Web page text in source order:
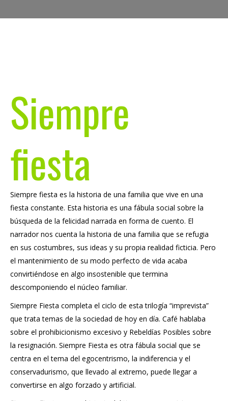
Siempre
fiesta
Siempre fiesta es la historia de una familia que vive en una
fiesta constante. Esta historia es una fábula social sobre la
búsqueda de la felicidad narrada en forma de cuento. El
narrador nos cuenta la historia de una familia que se refugia
en sus costumbres, sus ideas y su propia realidad ficticia. Pero
el mantenimiento de su modo perfecto de vida acaba
convirtiéndose en algo insostenible que termina
descomponiendo el núcleo familiar.
Siempre Fiesta completa el ciclo de esta trilogía “imprevista”
que trata temas de la sociedad de hoy en día. Café hablaba
sobre el prohibicionismo excesivo y Rebeldías Posibles sobre
la resignación. Siempre Fiesta es otra fábula social que se
centra en el tema del egocentrismo, la indiferencia y el
conservadurismo, que llevado al extremo, puede llegar a
convertirse en algo forzado y artificial.